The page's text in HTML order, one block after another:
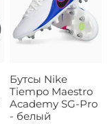
Бутсы Nike
Tiempo Maestro
Academy SG-Pro
- белый